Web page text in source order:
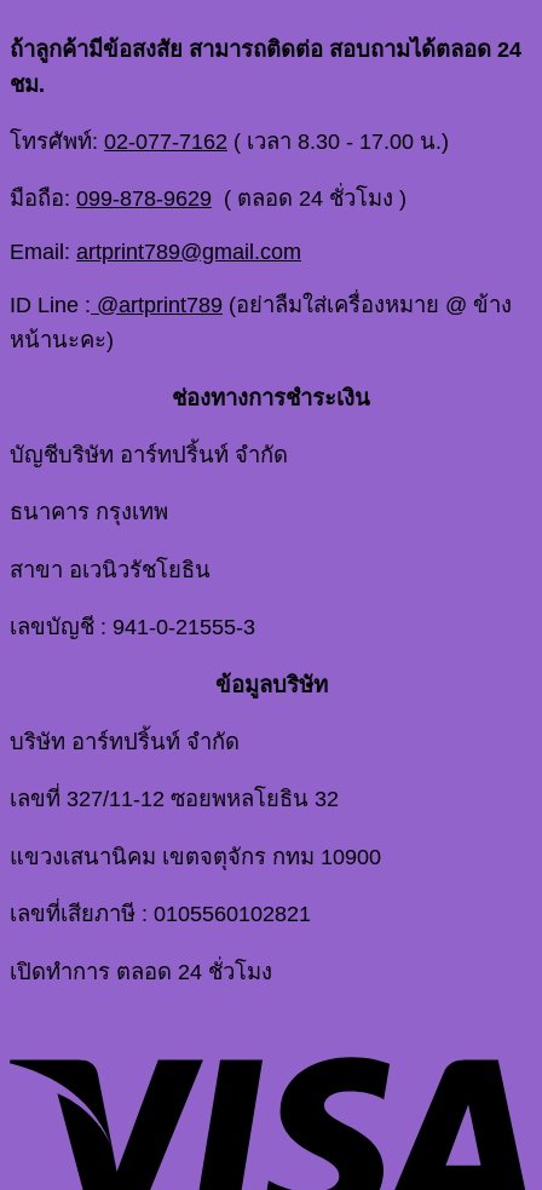
ถ้าลูกค้ามีข้อสงสัย สามารถติดต่อ สอบถามได้ตลอด 24
ชม.
โทรศัพท์: 02-077-7162 ( เวลา 8.30 - 17.00 น.)
มือถือ: 099-878-9629 ( ตลอด 24 ชั่วโมง )
Email: artprint789@gmail.com
ID Line : @artprint789 (อย่าลืมใส่เครื่องหมาย @ ข้าง
หน้านะคะ)
ช่องทางการชำระเงิน
บัญชีบริษัท อาร์ทปริ้นท์ จำกัด
ธนาคาร กรุงเทพ
สาขา อเวนิวรัชโยธิน
เลขบัญชี : 941-0-21555-3
ข้อมูลบริษัท
บริษัท อาร์ทปริ้นท์ จำกัด
เลขที่ 327/11-12 ซอยพหลโยธิน 32
แขวงเสนานิคม เขตจตุจักร กทม 10900
เลขที่เสียภาษี : 0105560102821
เปิดทำการ ตลอด 24 ชั่วโมง